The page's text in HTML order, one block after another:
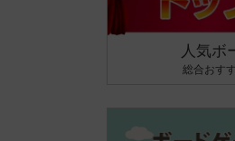
人気ボ
総合おす